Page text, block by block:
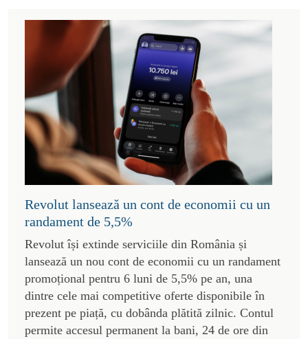
Revolut lansează un cont de economii cu un
randament de 5,5%
Revolut își extinde serviciile din România și
lansează un nou cont de economii cu un randament
promoțional pentru 6 luni de 5,5% pe an, una
dintre cele mai competitive oferte disponibile în
prezent pe piață, cu dobânda plătită zilnic. Contul
permite accesul permanent la bani, 24 de ore din